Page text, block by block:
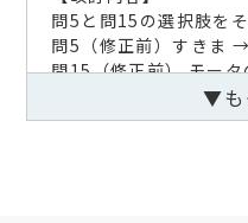
問5と問15の選択肢を
問5（修正前）すきま
問15（修正前） モー
も →（修正後）モータ
▼も